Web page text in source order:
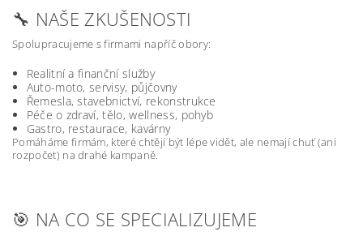
🔧 NAŠE ZKUŠENOSTI
Spolupracujeme s firmami napříč obory:
Realitní a finanční služby
Auto-moto, servisy, půjčovny
Řemesla, stavebnictví, rekonstrukce
Péče o zdraví, tělo, wellness, pohyb
Gastro, restaurace, kavárny
Pomáháme firmám, které chtějí být lépe vidět, ale nemají chuť (ani
rozpočet) na drahé kampaně.
🎯 NA CO SE SPECIALIZUJEME